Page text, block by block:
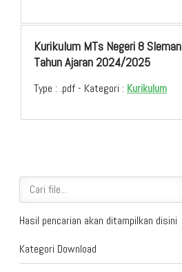
Kurikulum MTs Negeri 8 Sleman
Tahun Ajaran 2024/2025
Type : .pdf- Kategori : Kurikulum
Hasil pencarian akan ditampilkan disini
Kategori Download